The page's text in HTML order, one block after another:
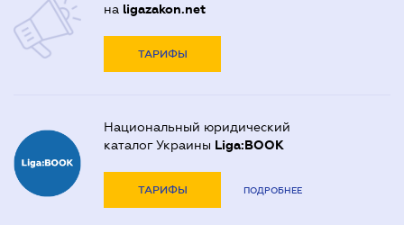
на ligazakon.net
ТАРИФЫ
Национальный юридический
каталог Украины Liga:BOOK
ТАРИФЫ ПОДРОБНЕЕ